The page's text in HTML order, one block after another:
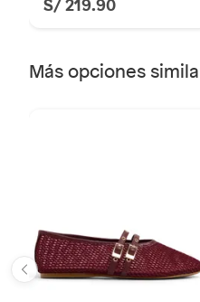
Más opciones